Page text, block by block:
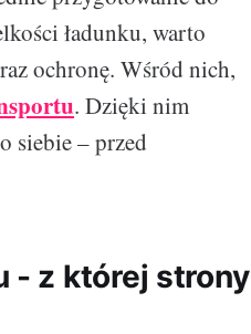
ładunku, warto
ochronę. Wśród nich,
. Dzięki nim
siebie – przed
- z której strony